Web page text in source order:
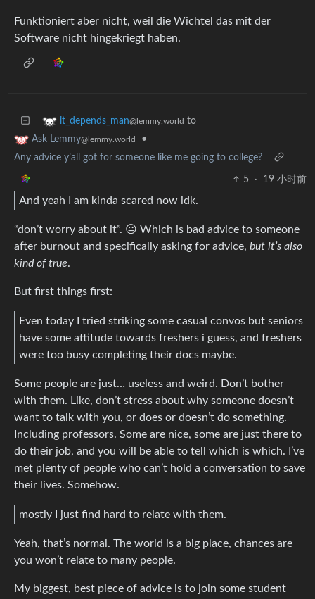
Funktioniert aber nicht, weil die Wichtel das mit der
Software nicht hingekriegt haben.
it_depends_man@lemmy.world to
Ask Lemmy@lemmy.world
•
Any advice y’all got for someone like me going to college?
5 · 19 小时前
And yeah I am kinda scared now idk.
“don’t worry about it”. 😐 Which is bad advice to someone
after burnout and specifically asking for advice, but it’s also
kind of true.
But first things first:
Even today I tried striking some casual convos but seniors
have some attitude towards freshers i guess, and freshers
were too busy completing their docs maybe.
Some people are just… useless and weird. Don’t bother
with them. Like, don’t stress about why someone doesn’t
want to talk with you, or does or doesn’t do something.
Including professors. Some are nice, some are just there to
do their job, and you will be able to tell which is which. I’ve
met plenty of people who can’t hold a conversation to save
their lives. Somehow.
mostly I just find hard to relate with them.
Yeah, that’s normal. The world is a big place, chances are
you won’t relate to many people.
My biggest, best piece of advice is to join some student